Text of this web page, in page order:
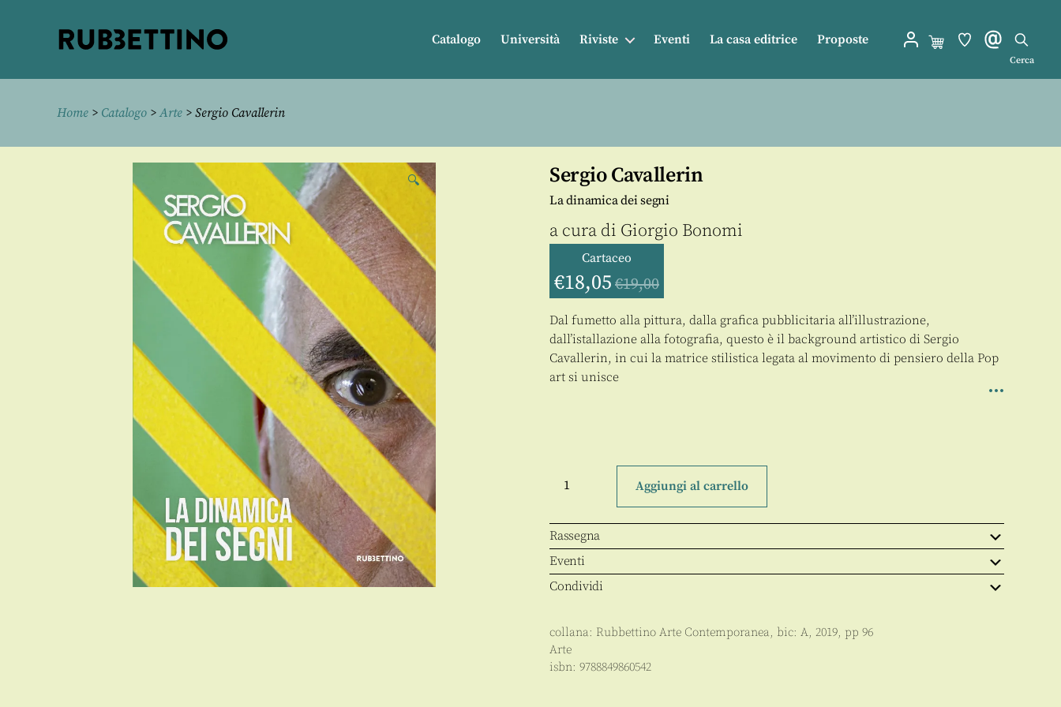
Catalogo Università Riviste Eventi La casa editrice Proposte
Cerca
Home > Catalogo >Arte > Sergio Cavallerin
🔍 Sergio Cavallerin
La dinamica dei segni
a cura di Giorgio Bonomi
Cartaceo
€18,05 €19,00
Dal fumetto alla pittura, dalla grafica pubblicitaria all’illustrazione,
dall’istallazione alla fotografia, questo è il background artistico di Sergio
Cavallerin, in cui la matrice stilistica legata al movimento di pensiero della Pop
art si unisce
Cavallerin
Aggiungi al carrello
Rassegna
Eventi
Condividi
collana: Rubbettino Arte Contemporanea, bic: A, 2019, pp 96
Arte
isbn: 9788849860542